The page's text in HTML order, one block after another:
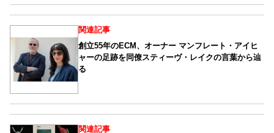
関連記事
創立55年のECM、オーナー マンフレート・アイヒ
ャーの足跡を同僚スティーヴ・レイクの言葉から辿
る
関連記事